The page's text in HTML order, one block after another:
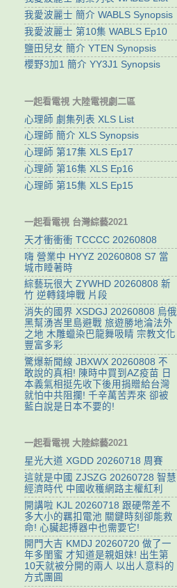
我愛波麗士 簡介 WABLS Synopsis
我愛波麗士 第10集 WABLS Ep10
鹽田兒女 簡介 YTEN Synopsis
櫻野3加1 簡介 YY3J1 Synopsis
一起看電視 大陸電視劇二區
心理師 劇集列表 XLS List
心理師 簡介 XLS Synopsis
心理師 第17集 XLS Ep17
心理師 第16集 XLS Ep16
心理師 第15集 XLS Ep15
一起看電視 台灣綜藝2021
天才衝衝衝 TCCCC 20260808
嗨 營業中 HYYZ 20260808 S7 當
城市睡著時
綜藝玩很大 ZYWHD 20260808 新
竹 逆轉錢坤戰 片段
消失的國界 XSDGJ 20260808 烏俄
黑幫湧峇里島避戰 旅遊勝地淪法外
之地 木雕蠟染巴龍舞吸睛 宗教文化
豐富多彩
驚爆新聞線 JBXWX 20260808 不
敢說的真相! 陳時中買到AZ疫苗 日
本義氣相挺先收下後用捐贈給台灣
就怕中共阻攔! 千辛萬苦弄來 卻被
藍白說是日本不要的!
一起看電視 大陸綜藝2021
星光大道 XGDD 20260718 周賽
這就是中國 ZJSZG 20260728 智慧
經濟時代 中國收穫網路主權紅利
開講啦 KJL 20260718 跟硬幣差不
多大小的羈扣電池 關鍵時刻卻能救
命! 心臟起搏器中也需要它!
開門大吉 KMDJ 20260720 做了一
年多閨蜜 才知道是親姐妹! 出生第
10天就被分開的兩人 以出人意料的
方式團圓